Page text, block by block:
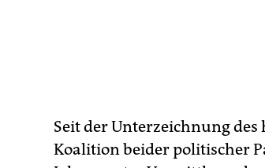
Seit der Unterzeichnung
Koalition beider politischer